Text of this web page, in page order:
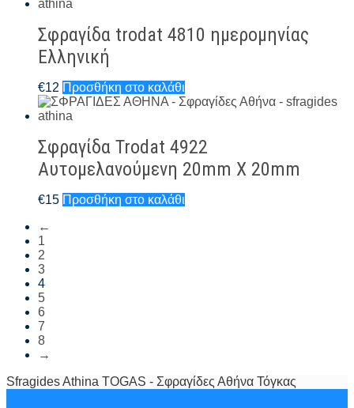
Σφραγίδα trodat 4810 ημερομηνίας
Ελληνική
€12 Προσθήκη στο καλάθι
Σφραγίδα Trodat 4922
Αυτομελανούμενη 20mm X 20mm
€15 Προσθήκη στο καλάθι
←
1
2
3
4
5
6
7
8
→
Sfragides Athina TOGAS - Σφραγίδες Αθήνα Τόγκας